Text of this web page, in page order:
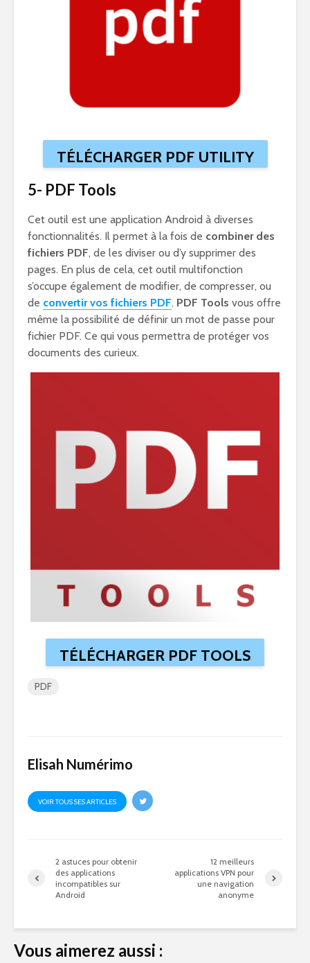
TÉLÉCHARGER PDF UTILITY
5- PDF Tools
Cet outil est une application Android à diverses
fonctionnalités. Il permet à la fois de combiner des
fichiers PDF, de les diviser ou d’y supprimer des
pages. En plus de cela, cet outil multifonction
s’occupe également de modifier, de compresser, ou
de convertir vos fichiers PDF. PDF Tools vous offre
même la possibilité de définir un mot de passe pour
fichier PDF. Ce qui vous permettra de protéger vos
documents des curieux.
TÉLÉCHARGER PDF TOOLS
PDF
Elisah Numérimo
VOIR TOUS SES ARTICLES
2 astuces pour obtenir
des applications
incompatibles sur
Android
12 meilleurs
applications VPN pour
une navigation
anonyme
Vous aimerez aussi :